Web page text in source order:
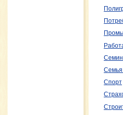
Семья
Спорт